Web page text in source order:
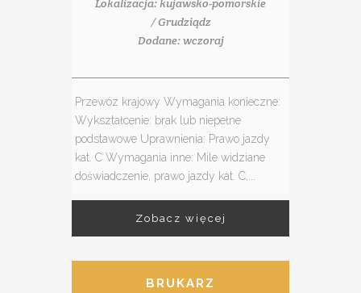
Lokalizacja: kujawsko-pomorskie
/ Grudziądz
Dodane: wczoraj
Przewóz krajowy Wymagania konieczne:
Wykształcenie: brak lub niepełne
podstawowe Uprawnienia: Prawo jazdy
kat. C Wymagania inne: Mile widziane
doświadczenie, prawo jazdy kat. C,...
Zobacz więcej
BRUKARZ